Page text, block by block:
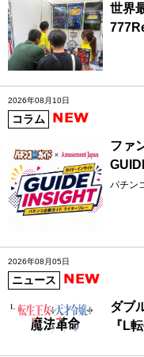
世界
2026年08月10日
コラム
ファ
パチン
2026年08月05日
ニュース
ダブ
『L